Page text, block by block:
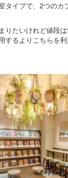
タイプで、2つのカ
りたいけれど値段は
するよりこちらを